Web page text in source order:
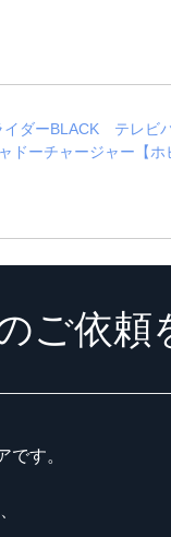
イダーBLACK　テレビ
ドーチャージャー【ホ
ご依頼
です。